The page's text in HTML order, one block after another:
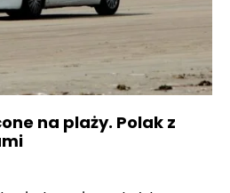
na plaży. Polak z